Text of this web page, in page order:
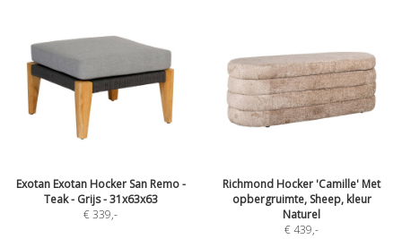
Exotan Exotan Hocker San Remo -
Teak - Grijs - 31x63x63
€ 339,-
Richmond Hocker 'Camille' Met
opbergruimte, Sheep, kleur
Naturel
€ 439,-